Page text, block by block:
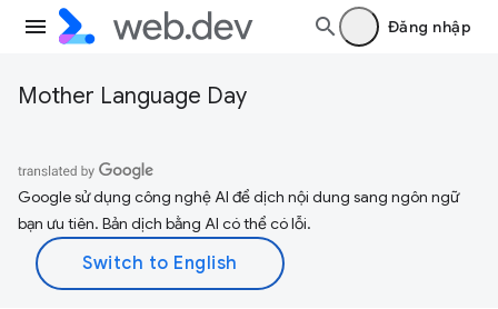
Đăng nhập
Mother Language Day
Google sử dụng công nghệ AI để dịch nội dung sang ngôn ngữ
bạn ưu tiên. Bản dịch bằng AI có thể có lỗi.